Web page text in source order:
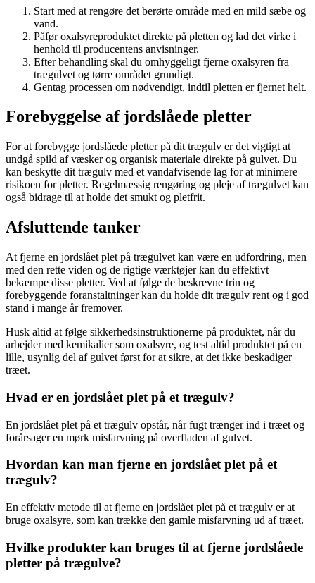
Start med at rengøre det berørte område med en mild sæbe og
vand.
Påfør oxalsyreproduktet direkte på pletten og lad det virke i
henhold til producentens anvisninger.
Efter behandling skal du omhyggeligt fjerne oxalsyren fra
trægulvet og tørre området grundigt.
Gentag processen om nødvendigt, indtil pletten er fjernet helt.
Forebyggelse af jordslåede pletter
For at forebygge jordslåede pletter på dit trægulv er det vigtigt at
undgå spild af væsker og organisk materiale direkte på gulvet. Du
kan beskytte dit trægulv med et vandafvisende lag for at minimere
risikoen for pletter. Regelmæssig rengøring og pleje af trægulvet kan
også bidrage til at holde det smukt og pletfrit.
Afsluttende tanker
At fjerne en jordslået plet på trægulvet kan være en udfordring, men
med den rette viden og de rigtige værktøjer kan du effektivt
bekæmpe disse pletter. Ved at følge de beskrevne trin og
forebyggende foranstaltninger kan du holde dit trægulv rent og i god
stand i mange år fremover.
Husk altid at følge sikkerhedsinstruktionerne på produktet, når du
arbejder med kemikalier som oxalsyre, og test altid produktet på en
lille, usynlig del af gulvet først for at sikre, at det ikke beskadiger
træet.
Hvad er en jordslået plet på et trægulv?
En jordslået plet på et trægulv opstår, når fugt trænger ind i træet og
forårsager en mørk misfarvning på overfladen af gulvet.
Hvordan kan man fjerne en jordslået plet på et
trægulv?
En effektiv metode til at fjerne en jordslået plet på et trægulv er at
bruge oxalsyre, som kan trække den gamle misfarvning ud af træet.
Hvilke produkter kan bruges til at fjerne jordslåede
pletter på trægulve?